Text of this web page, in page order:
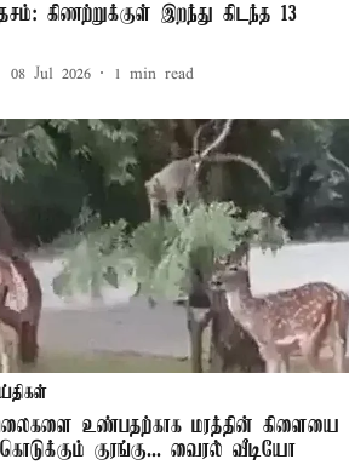
கிணற்றுக்குள் இறந்து கிடந்த 13
08 Jul 2026 1 min read
உண்பதற்காக மரத்தின் கிளையை
குரங்கு... வைரல் வீடியோ